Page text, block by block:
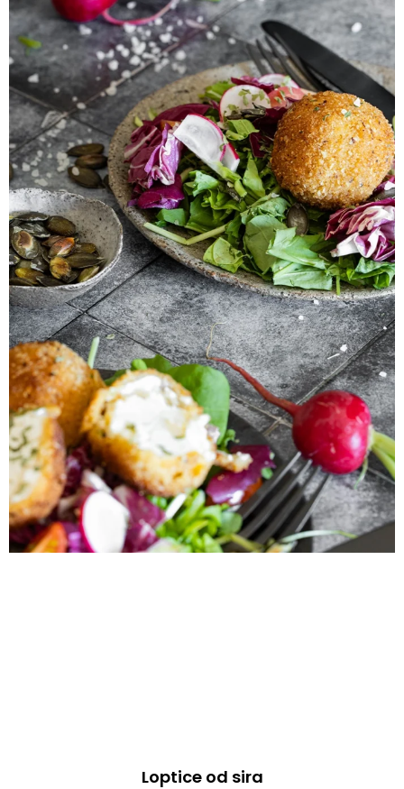
Loptice od sira